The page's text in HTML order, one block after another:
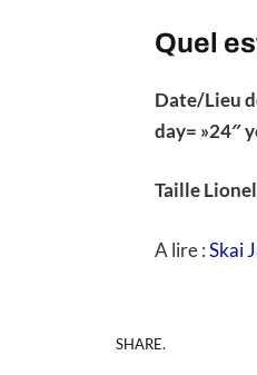
Quel
Date/Lieu
day= »24″
Taille
A lire : Skai
SHARE.